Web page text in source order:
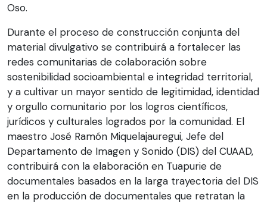
Oso.
Durante el proceso de construcción conjunta del
material divulgativo se contribuirá a fortalecer las
redes comunitarias de colaboración sobre
sostenibilidad socioambiental e integridad territorial,
y a cultivar un mayor sentido de legitimidad, identidad
y orgullo comunitario por los logros científicos,
jurídicos y culturales logrados por la comunidad. El
maestro José Ramón Miquelajauregui, Jefe del
Departamento de Imagen y Sonido (DIS) del CUAAD,
contribuirá con la elaboración en Tuapurie de
documentales basados en la larga trayectoria del DIS
en la producción de documentales que retratan la